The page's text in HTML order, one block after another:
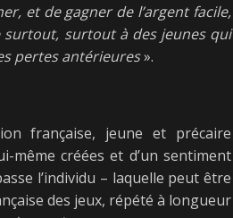
et de gagner de l’argent facile,
surtout, surtout à des jeunes qui
pertes antérieures».
française, jeune et précaire
même créées et d’un sentiment
l’individu – laquelle peut être
des jeux, répété à longueur